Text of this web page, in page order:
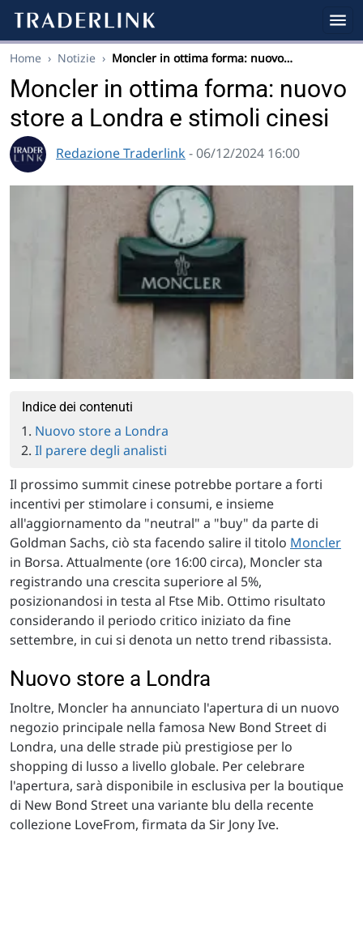
Home › Notizie › Moncler in ottima forma: nuovo…
Moncler in ottima forma: nuovo
store a Londra e stimoli cinesi
Redazione Traderlink - 06/12/2024 16:00
Indice dei contenuti
Nuovo store a Londra
Il parere degli analisti
Il prossimo summit cinese potrebbe portare a forti
incentivi per stimolare i consumi, e insieme
all'aggiornamento da "neutral" a "buy" da parte di
Goldman Sachs, ciò sta facendo salire il titolo Moncler
in Borsa. Attualmente (ore 16:00 circa), Moncler sta
registrando una crescita superiore al 5%,
posizionandosi in testa al Ftse Mib. Ottimo risultato
considerando il periodo critico iniziato da fine
settembre, in cui si denota un netto trend ribassista.
Nuovo store a Londra
Inoltre, Moncler ha annunciato l'apertura di un nuovo
negozio principale nella famosa New Bond Street di
Londra, una delle strade più prestigiose per lo
shopping di lusso a livello globale. Per celebrare
l'apertura, sarà disponibile in esclusiva per la boutique
di New Bond Street una variante blu della recente
collezione LoveFrom, firmata da Sir Jony Ive.